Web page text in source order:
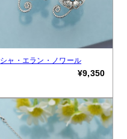
シャ・エラン・ノワール
¥9,350